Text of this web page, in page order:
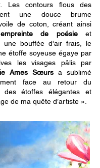
Les contours flous des
une douce brume
de coton, créant ainsi
de poésieet
une bouffée d'air frais, le
étoffe soyeuse égaye par
les visages pâlis par
Ames Sœurs a sublimé
face au retour du
des étoffes élégantes et
de ma quête d’artiste ».